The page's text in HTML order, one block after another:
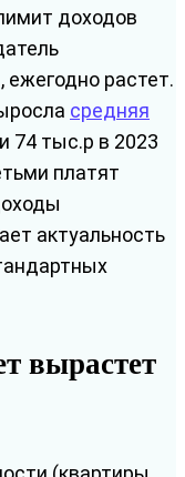
доходов
растет.
средняя
74 тыс.р в 2023
платят
актуальность
вырастет